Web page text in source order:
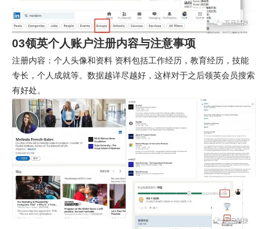
03领英个人账户注册内容与注意事项
注册内容 ：个人头像和资料 资料包括工作经历，教育经历，技能
专长，个人成就等。数据越详尽越好，这样对于之后领英会员搜索
有好处。